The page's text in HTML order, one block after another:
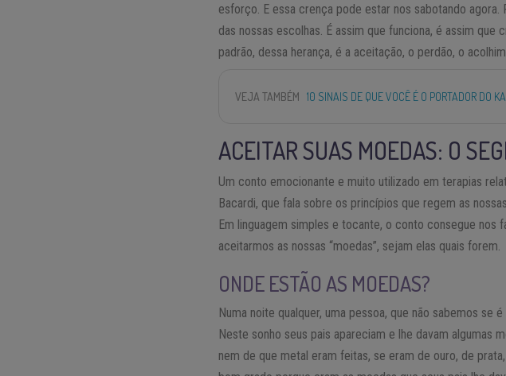
esforço. E essa crença pode estar nos sabotando
das nossas escolhas. É assim que funciona, é assim
padrão, dessa herança, é a aceitação, o perdão, o
VEJA TAMBÉM 10 SINAIS DE QUE VOCÊ É O PORTADOR DO
ACEITAR SUAS MOEDAS: O
Um conto emocionante e muito utilizado em terapias
Bacardi, que fala sobre os princípios que regem as
Em linguagem simples e tocante, o conto consegue
aceitarmos as nossas “moedas”, sejam elas quais forem.
ONDE ESTÃO AS MOEDAS?
Numa noite qualquer, uma pessoa, que não sabemos se
Neste sonho seus pais apareciam e lhe davam algumas
nem de que metal eram feitas, se eram de ouro, de